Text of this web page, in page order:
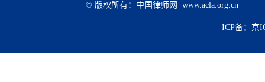
© 版权所有：中国律师网 www.acla.org.cn
ICP备：京